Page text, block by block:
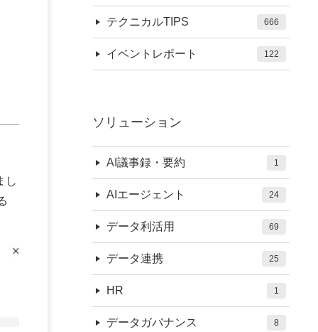
し
テクニカルTIPS 666
イベントレポート 122
ソリューション
AI議事録・要約 1
AIエージェント 24
データ利活用 69
データ連携 25
HR 1
データガバナンス 8